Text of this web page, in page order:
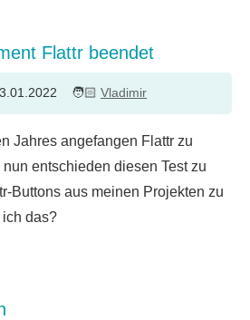
Flattr beendet
Vladimir
Jahres angefangen Flattr zu
entschieden diesen Test zu
Buttons aus meinen Projekten zu
ich das?